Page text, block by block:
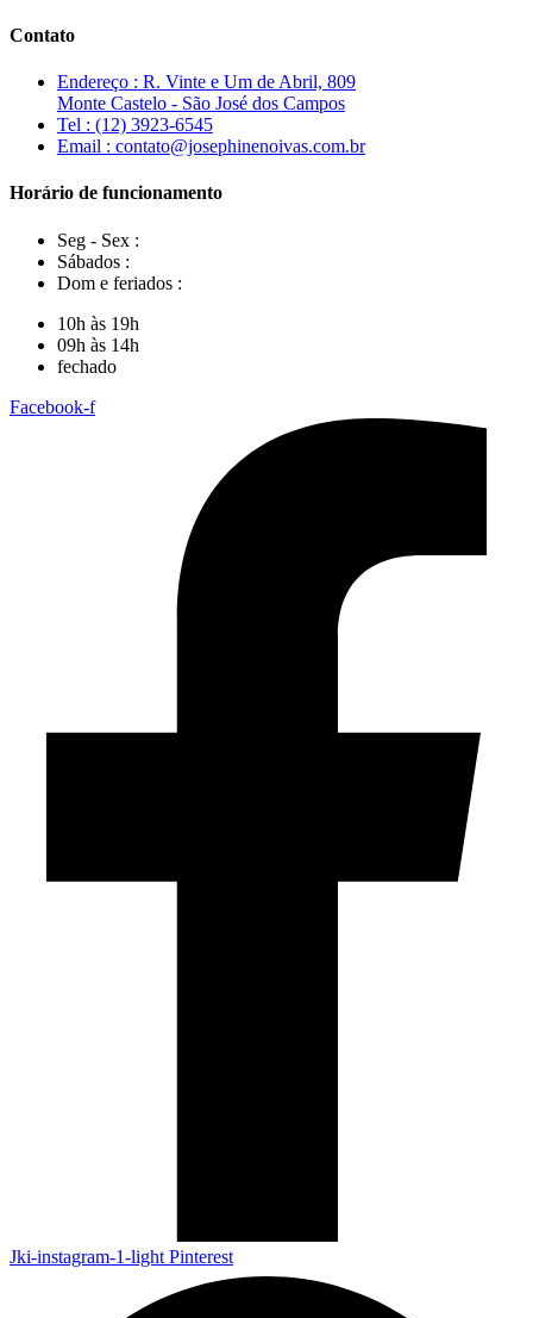
Contato
Endereço : R. Vinte e Um de Abril, 809
Monte Castelo - São José dos Campos
Tel : (12) 3923-6545
Email : contato@josephinenoivas.com.br
Horário de funcionamento
Seg - Sex :
Sábados :
Dom e feriados :
10h às 19h
09h às 14h
fechado
Facebook-f
Jki-instagram-1-light Pinterest